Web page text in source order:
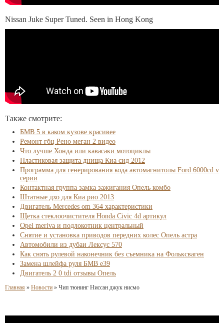
Nissan Juke Super Tuned. Seen in Hong Kong
Также смотрите:
БМВ 5 в каком кузове красивее
Ремонт гбц Рено меган 2 видео
Что лучше Хонда или кавасаки мотоциклы
Пластиковая защита днища Киа сид 2012
Программа для генерирования кода автомагнитолы Ford 6000cd v
серии
Контактная группа замка зажигания Опель комбо
Штатные дхо для Киа рио 2013
Двигатель Mercedes om 364 характеристики
Щетка стеклоочистителя Honda Civic 4d артикул
Opel meriva и подлокотник центральный
Снятие и установка приводов передних колес Опель астра
Автомобили из дубаи Лексус 570
Как снять рулевой наконечник без съемника на Фольксваген
Замена шлейфа руля БМВ е39
Двигатель 2 0 tdi отзывы Опель
Главная » Новости » Чип тюнинг Ниссан джук нисмо